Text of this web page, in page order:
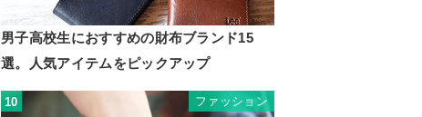
男子高校生におすすめの財布ブランド15
選。人気アイテムをピックアップ
10 ファッション